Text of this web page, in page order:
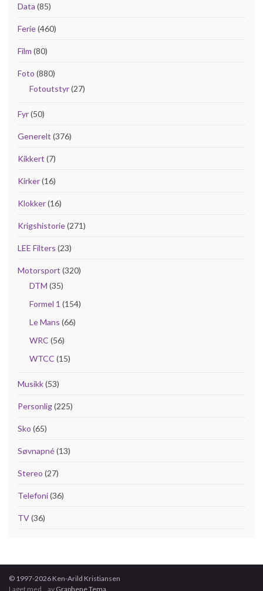
Data (85)
Ferie(460)
Film (80)
Foto (880)
Fotoutstyr(27)
Fyr(50)
Generelt (376)
Kikkert (7)
Kirker(16)
Klokker(16)
Krigshistorie(271)
LEE Filters (23)
Motorsport (320)
DTM (35)
Formel 1 (154)
Le Mans (66)
WRC (56)
WTCC (15)
Musikk(53)
Personlig(225)
Sko (65)
Søvnapné(13)
Stereo (27)
Telefoni(36)
TV(36)
© 1997-2026 Ken-Arild Kristiansen
Laget med
av Graphene Tema